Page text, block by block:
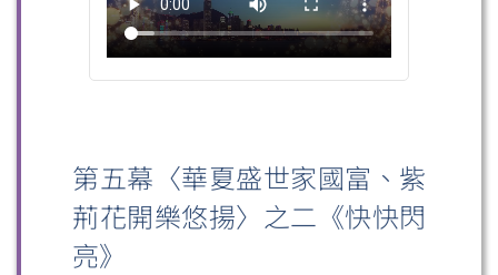
第五幕〈華夏盛世家國富、紫
荊花開樂悠揚〉之二《快快閃
亮》